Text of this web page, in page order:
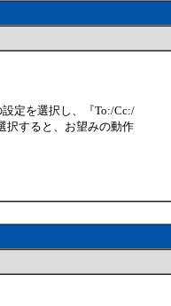
定を選択し、『To:/Cc:/
択すると、お望みの動作